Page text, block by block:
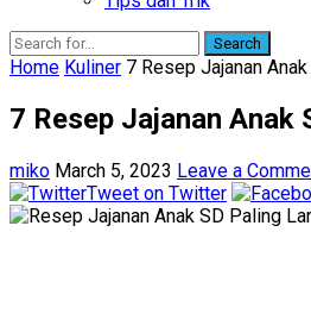
Search
Home Kuliner 7 Resep Jajanan
7 Resep Jajanan Anak
miko March 5, 2023 Leave a
Tweet on Twitter